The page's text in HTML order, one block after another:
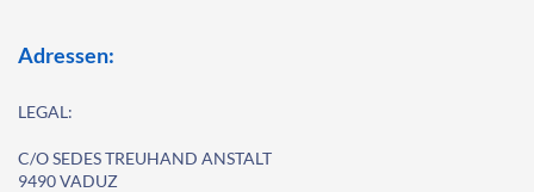
Adressen:
LEGAL:
C/O SEDES TREUHAND ANSTALT
9490 VADUZ